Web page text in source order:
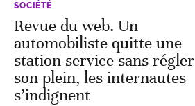
SOCIÉTÉ
Revue du web. Un
automobiliste quitte une
station-service sans régler
son plein, les internautes
s’indignent